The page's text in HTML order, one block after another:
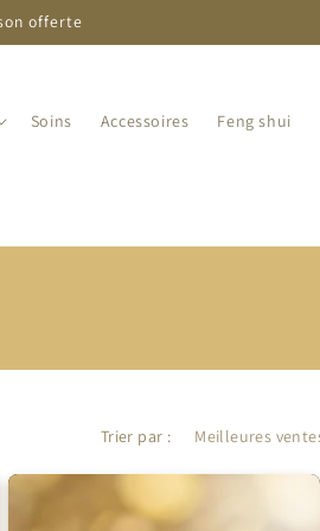
offerte
Soins Accessoires Feng shui
Trier par :